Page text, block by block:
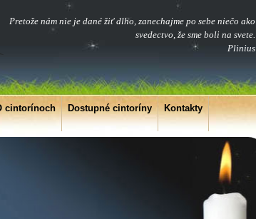
Pretože nám nie je dané žiť dlho, zanechajme po sebe niečo ako
svedectvo, že sme boli na svete.
Plinius
cintorínoch Dostupné cintoríny Kontakty